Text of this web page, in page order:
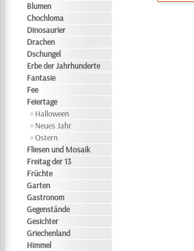
Blumen
Chochloma
Dinosaurier
Drachen
Dschungel
Erbe der Jahrhunderte
Fantasie
Fee
Feiertage
Halloween
Neues Jahr
Ostern
Fliesen und Mosaik
Freitag der 13
Früchte
Garten
Gastronom
Gegenstände
Gesichter
Griechenland
Himmel